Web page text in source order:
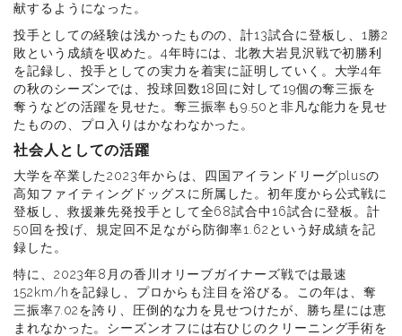
献するようになった。
投手としての経験は浅かったものの、計13試合に登板し、1勝2
敗という成績を収めた。4年時には、北教大岩見沢戦で初勝利
を記録し、投手としての実力を着実に証明していく。大学4年
の秋のシーズンでは、投球回数18回に対して19個の奪三振を
奪うなどの活躍を見せた。奪三振率も9.50と非凡な能力を見せ
たものの、プロ入りはかなわなかった。
社会人としての活躍
大学を卒業した2023年からは、四国アイランドリーグplusの
高知ファイティングドッグスに所属した。初年度から公式戦に
登板し、救援兼先発投手として全68試合中16試合に登板。計
50回を投げ、規定回不足ながら防御率1.62という好成績を記
録した。
特に、2023年8月の香川オリーブガイナーズ戦では最速
152km/hを記録し、プロからも注目を浴びる。この年は、奪
三振率7.02を誇り、圧倒的な力を見せつけたが、勝ち星には恵
まれなかった。シーズンオフには右ひじのクリーニング手術を